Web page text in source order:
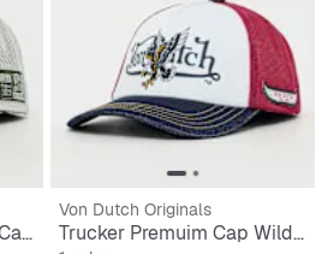
Distressed Trucker Cap California
Von Dutch Originals
Trucker Premuim Cap Wild Eagle